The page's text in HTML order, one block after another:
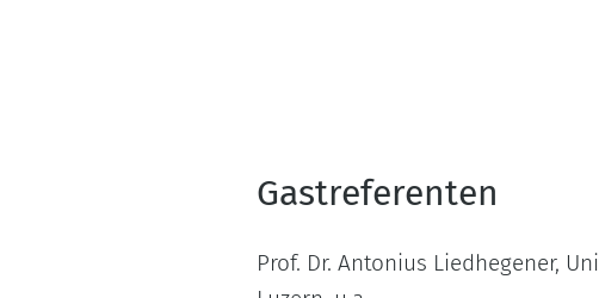
Gastreferenten
Prof. Dr. Antonius Liedhegener,